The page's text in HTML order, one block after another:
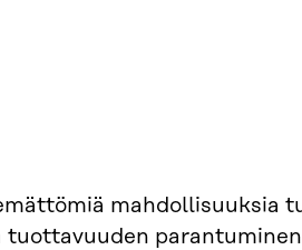
mahdollisuuksia
parantuminen